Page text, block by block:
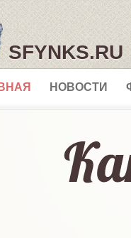
SFYNKS.RU
НОВОСТИ